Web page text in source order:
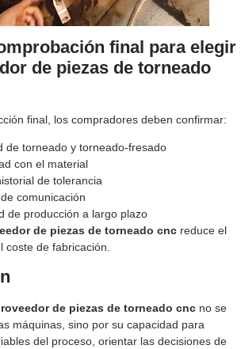
final para elegir
de piezas de torneado
final, los compradores deben confirmar:
de torneado y torneado-fresado
con el material
de tolerancia
comunicación
de producción a largo plazo
de piezas de torneado cnc reduce el
coste de fabricación.
de piezas de torneado cnc no se
máquinas, sino por su capacidad para
del proceso, orientar las decisiones de